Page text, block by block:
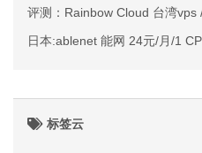
评测：Rainbow Cloud 台湾vps
日本:ablenet 能网 24元/月/1
标签云